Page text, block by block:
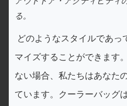
る。
どのようなスタイルであっ
マイズすることができます
ない場合、私たちはあなた
ています。クーラーバッグ